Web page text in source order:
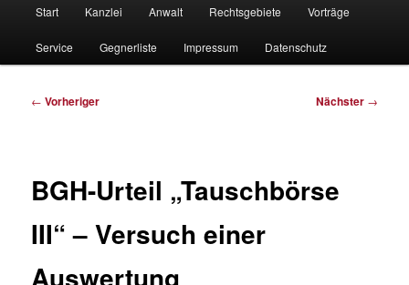
Start Kanzlei Anwalt Rechtsgebiete Vorträge
Service Gegnerliste Impressum Datenschutz
Beitragsnavigation
← Vorheriger Nächster →
BGH-Urteil „Tauschbörse
III“ – Versuch einer
Auswertung